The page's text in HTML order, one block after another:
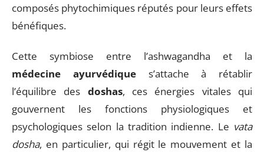
composés phytochimiques réputés pour leurs effets
bénéfiques.
Cette symbiose entre l’ashwagandha et la
médecine ayurvédiques’attache à rétablir
l’équilibre des doshas, ces énergies vitales qui
gouvernent les fonctions physiologiques et
psychologiques selon la tradition indienne. Le vata
dosha, en particulier, qui régit le mouvement et la